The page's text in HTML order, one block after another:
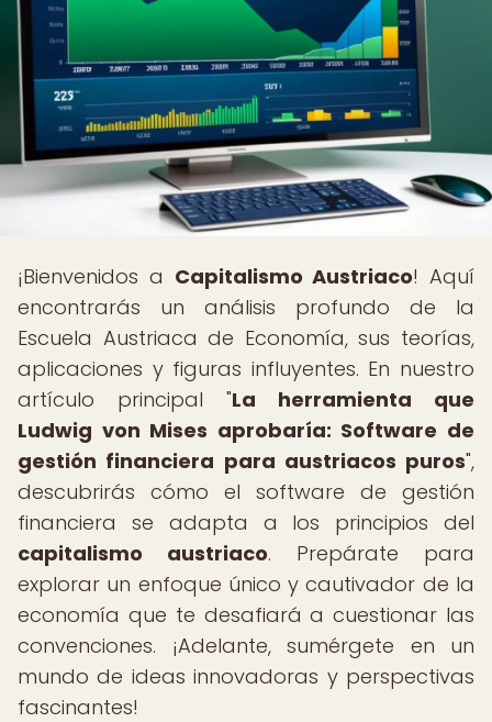
¡Bienvenidos a Capitalismo Austriaco! Aquí
encontrarás un análisis profundo de la
Escuela Austriaca de Economía, sus teorías,
aplicaciones y figuras influyentes. En nuestro
artículo principal "La herramienta que
Ludwig von Mises aprobaría: Software de
gestión financiera para austriacos puros",
descubrirás cómo el software de gestión
financiera se adapta a los principios del
capitalismo austriaco. Prepárate para
explorar un enfoque único y cautivador de la
economía que te desafiará a cuestionar las
convenciones. ¡Adelante, sumérgete en un
mundo de ideas innovadoras y perspectivas
fascinantes!